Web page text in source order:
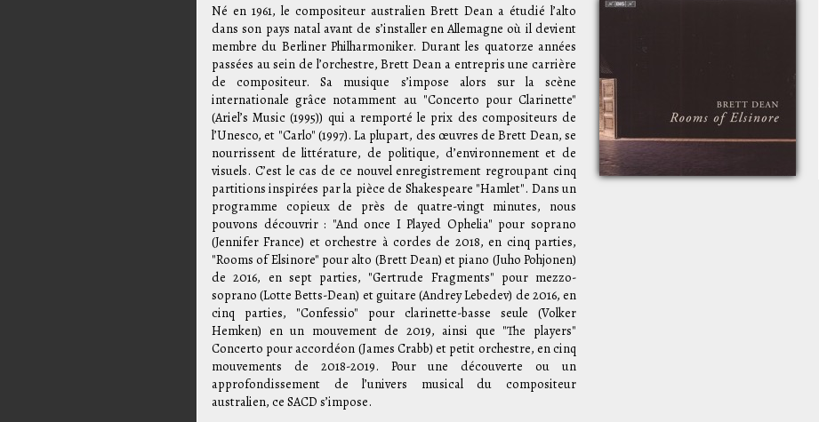
Né en 1961, le compositeur australien Brett Dean a étudié l’alto
dans son pays natal avant de s’installer en Allemagne où il devient
membre du Berliner Philharmoniker. Durant les quatorze années
passées au sein de l’orchestre, Brett Dean a entrepris une carrière
de compositeur. Sa musique s’impose alors sur la scène
internationale grâce notamment au "Concerto pour Clarinette"
(Ariel’s Music (1995)) qui a remporté le prix des compositeurs de
l’Unesco, et "Carlo" (1997). La plupart, des œuvres de Brett Dean, se
nourrissent de littérature, de politique, d’environnement et de
visuels. C’est le cas de ce nouvel enregistrement regroupant cinq
partitions inspirées par la pièce de Shakespeare "Hamlet". Dans un
programme copieux de près de quatre-vingt minutes, nous
pouvons découvrir : "And once I Played Ophelia" pour soprano
(Jennifer France) et orchestre à cordes de 2018, en cinq parties,
"Rooms of Elsinore" pour alto (Brett Dean) et piano (Juho Pohjonen)
de 2016, en sept parties, "Gertrude Fragments" pour mezzo-
soprano (Lotte Betts-Dean) et guitare (Andrey Lebedev) de 2016, en
cinq parties, "Confessio" pour clarinette-basse seule (Volker
Hemken) en un mouvement de 2019, ainsi que "The players"
Concerto pour accordéon (James Crabb) et petit orchestre, en cinq
mouvements de 2018-2019. Pour une découverte ou un
approfondissement de l’univers musical du compositeur
australien, ce SACD s’impose.